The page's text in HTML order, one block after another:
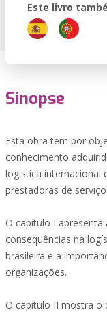
Este livro
Sinopse
Esta obra tem por
conhecimento
logística internacional
prestadoras de
O capítulo I apresenta
consequências na
brasileira e a
organizações.
O capítulo II mostra o